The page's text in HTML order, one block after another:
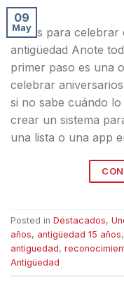
09
May
Pasos para
antigüedad Anote
primer paso es una
celebrar
si no sabe cuándo
crear un sistema
una lista o una app
Posted in Destacados,
años, antigüedad 15 años,
antiguedad,
Antigüedad